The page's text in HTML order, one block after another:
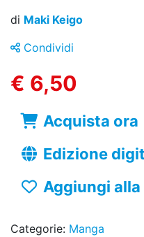
di Maki Keigo
Condividi
€ 6,50
Acquista ora
Edizione
Aggiungi
Categorie: Manga